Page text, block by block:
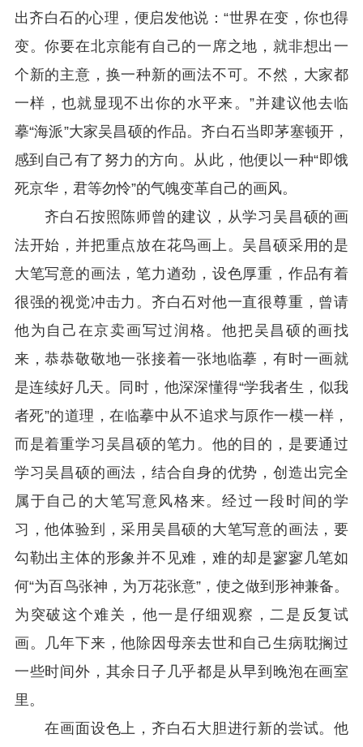
出齐白石的心理，便启发他说：“世界在变，你也得
变。你要在北京能有自己的一席之地，就非想出一
个新的主意，换一种新的画法不可。不然，大家都
一样，也就显现不出你的水平来。”并建议他去临
摹“海派”大家吴昌硕的作品。齐白石当即茅塞顿开，
感到自己有了努力的方向。从此，他便以一种“即饿
死京华，君等勿怜”的气魄变革自己的画风。
齐白石按照陈师曾的建议，从学习吴昌硕的画
法开始，并把重点放在花鸟画上。吴昌硕采用的是
大笔写意的画法，笔力遒劲，设色厚重，作品有着
很强的视觉冲击力。齐白石对他一直很尊重，曾请
他为自己在京卖画写过润格。他把吴昌硕的画找
来，恭恭敬敬地一张接着一张地临摹，有时一画就
是连续好几天。同时，他深深懂得“学我者生，似我
者死”的道理，在临摹中从不追求与原作一模一样，
而是着重学习吴昌硕的笔力。他的目的，是要通过
学习吴昌硕的画法，结合自身的优势，创造出完全
属于自己的大笔写意风格来。经过一段时间的学
习，他体验到，采用吴昌硕的大笔写意的画法，要
勾勒出主体的形象并不见难，难的却是寥寥几笔如
何“为百鸟张神，为万花张意”，使之做到形神兼备。
为突破这个难关，他一是仔细观察，二是反复试
画。几年下来，他除因母亲去世和自己生病耽搁过
一些时间外，其余日子几乎都是从早到晚泡在画室
里。
在画面设色上，齐白石大胆进行新的尝试。他